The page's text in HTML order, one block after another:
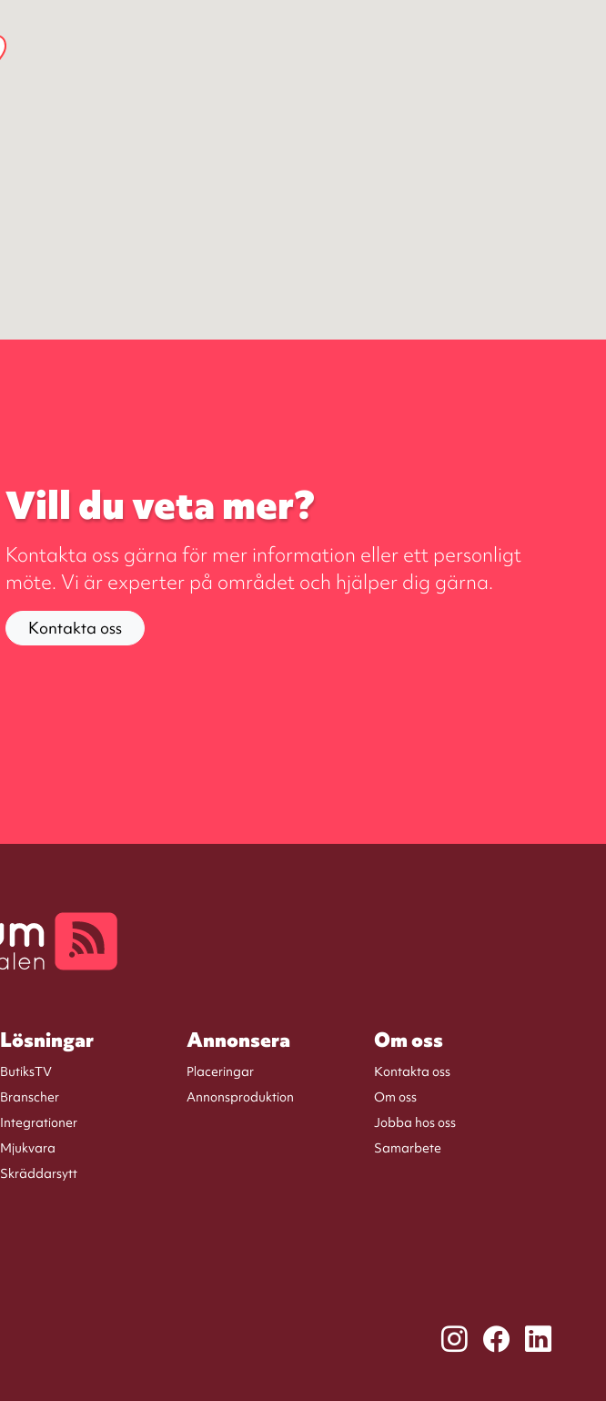
Vill du veta mer?
Kontakta oss gärna för mer information eller ett personligt
möte. Vi är experter på området och hjälper dig gärna.
Kontakta oss
Lösningar
ButiksTV
Branscher
Integrationer
Mjukvara
Skräddarsytt
Annonsera
Placeringar
Annonsproduktion
Om oss
Kontakta oss
Om oss
Jobba hos oss
Samarbete